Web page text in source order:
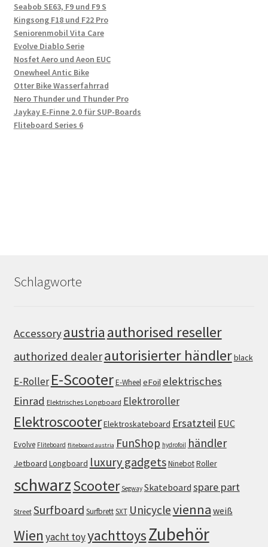
Seabob SE63, F9 und F9 S
Kingsong F18 und F22 Pro
Seniorenmobil Vita Care
Evolve Diablo Serie
Nosfet Aero und Aeon EUC
Onewheel Antic Bike
Otter Bike Wasserfahrrad
Nero Thunder und Thunder Pro
Jaykay E-Finne 2.0 für SUP-Boards
Fliteboard Series 6
Schlagworte
Accessoryaustria authorised reseller
authorized dealerautorisierter händlerblack
E-Roller E-ScooterE-WheeleFoil elektrisches
Einrad Elektrisches Longboard Elektroroller
ElektroscooterElektroskateboard Ersatzteil EUC
Evolve Fliteboard fliteboard austria FunShop hydrofoil händler
Jetboard Longboard luxury gadgetsNinebotRoller
schwarzScooter Segway Skateboard spare part
Street Surfboard SurfbrettSXT Unicyclevienna weiß
Wien yacht toyyachttoysZubehör